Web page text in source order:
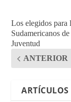
Los elegidos para
Sudamericanos de
Juventud
ANTERIOR